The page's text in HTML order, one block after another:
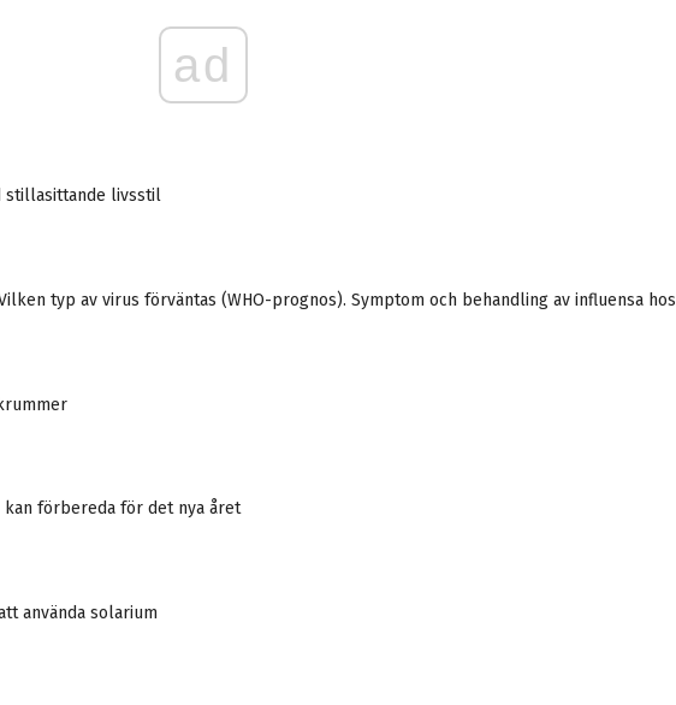
ad
stillasittande livsstil
typ av virus förväntas (WHO-prognos). Symptom och behandling av influensa hos
förbereda för det nya året
använda solarium